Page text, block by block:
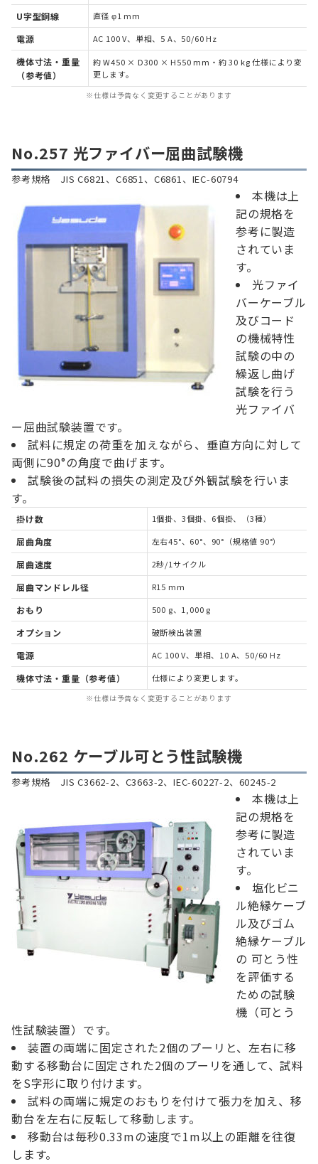
U字型銅線 直径 φ1 mm
電源 AC 100 V、単相、5 A、50/60 Hz
機体寸法・重量
（参考値）
約 W450 × D300 × H550 mm・約 30 kg 仕様により変
更します。
※仕様は予告なく変更することがあります
No.257 光ファイバー屈曲試験機
参考規格 JIS C6821、C6851、C6861、IEC-60794
本機は上
記の規格を
参考に製造
されていま
す。
光ファイ
バーケーブル
及びコード
の機械特性
試験の中の
繰返し曲げ
試験を行う
光ファイバ
ー屈曲試験装置です。
試料に規定の荷重を加えながら、垂直方向に対して
両側に90°の角度で曲げます。
試験後の試料の損失の測定及び外観試験を行いま
す。
掛け数 1個掛、3個掛、6個掛、（3種）
屈曲角度 左右45°、60°、90°（規格値 90°）
屈曲速度 2秒/1サイクル
屈曲マンドレル径 R15 mm
おもり 500 g、1,000 g
オプション 破断検出装置
電源 AC 100 V、単相、10 A、50/60 Hz
機体寸法・重量（参考値） 仕様により変更します。
※仕様は予告なく変更することがあります
No.262 ケーブル可とう性試験機
参考規格 JIS C3662-2、C3663-2、IEC-60227-2、60245-2
本機は上
記の規格を
参考に製造
されていま
す。
塩化ビニ
ル絶縁ケーブ
ル及びゴム
絶縁ケーブル
の 可とう性
を評価する
ための試験
機（可とう
性試験装置）です。
装置の両端に固定された2個のプーリと、左右に移
動する移動台に固定された2個のプーリを通して、試料
をS字形に取り付けます。
試料の両端に規定のおもりを付けて張力を加え、移
動台を左右に反転して移動します。
移動台は毎秒0.33mの速度で1m以上の距離を往復
します。